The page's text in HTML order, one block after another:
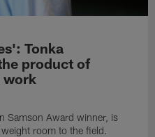
Tonka
product of
work
Samson Award winner, is
room to the field.